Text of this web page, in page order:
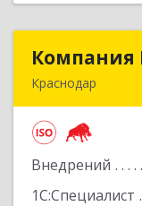
Компания
Краснодар
Внедрений
1С:Специалист